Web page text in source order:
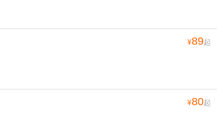
¥89起
¥80起